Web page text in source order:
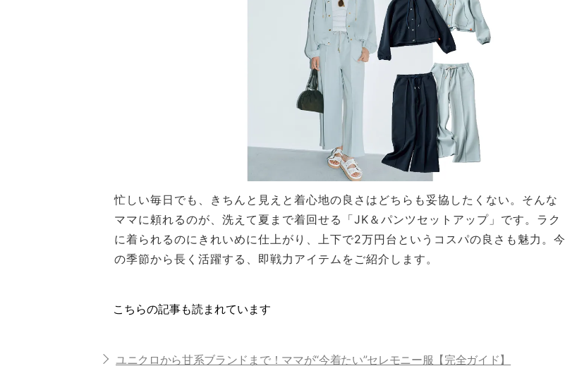
忙しい毎日でも、きちんと見えと着心地の良さはどちらも妥協したくない。そんな
ママに頼れるのが、洗えて夏まで着回せる「JK＆パンツセットアップ」です。ラク
に着られるのにきれいめに仕上がり、上下で2万円台というコスパの良さも魅力。今
の季節から長く活躍する、即戦力アイテムをご紹介します。
こちらの記事も読まれています
ユニクロから甘系ブランドまで！ママが“今着たい”セレモニー服【完全ガイド】